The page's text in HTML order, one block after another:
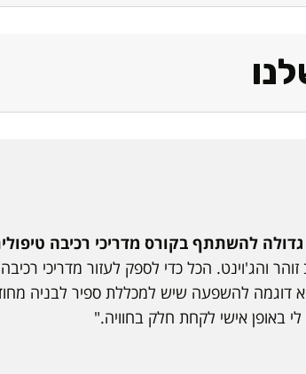
גדולה להשתתף בקורס מדריכי רכיבה
והג'וינט. הכל כדי לספק לעזור מדריכי
דוגמה להשפעה שיש למכללת ספיר לבניה
באופן אישי לקחת חלק בחוויה."